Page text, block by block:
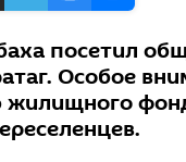
посетил
Особое
жилищного